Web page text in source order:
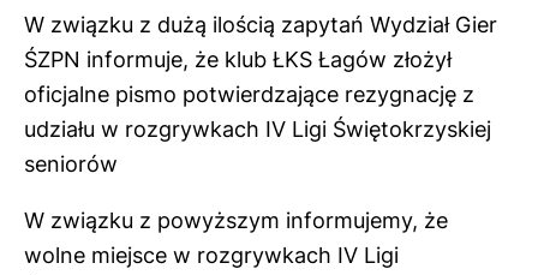
W związku z dużą ilością zapytań Wydział Gier
ŚZPN informuje, że klub ŁKS Łagów złożył
oficjalne pismo potwierdzające rezygnację z
udziału w rozgrywkach IV Ligi Świętokrzyskiej
seniorów
W związku z powyższym informujemy, że
wolne miejsce w rozgrywkach IV Ligi